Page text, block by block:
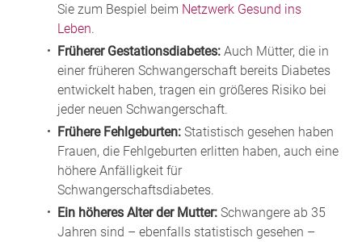
Sie zum Bespiel beim Netzwerk Gesund ins
Leben.
Früherer Gestationsdiabetes: Auch Mütter, die in
einer früheren Schwangerschaft bereits Diabetes
entwickelt haben, tragen ein größeres Risiko bei
jeder neuen Schwangerschaft.
Frühere Fehlgeburten: Statistisch gesehen haben
Frauen, die Fehlgeburten erlitten haben, auch eine
höhere Anfälligkeit für
Schwangerschaftsdiabetes.
Ein höheres Alter der Mutter: Schwangere ab 35
Jahren sind – ebenfalls statistisch gesehen –